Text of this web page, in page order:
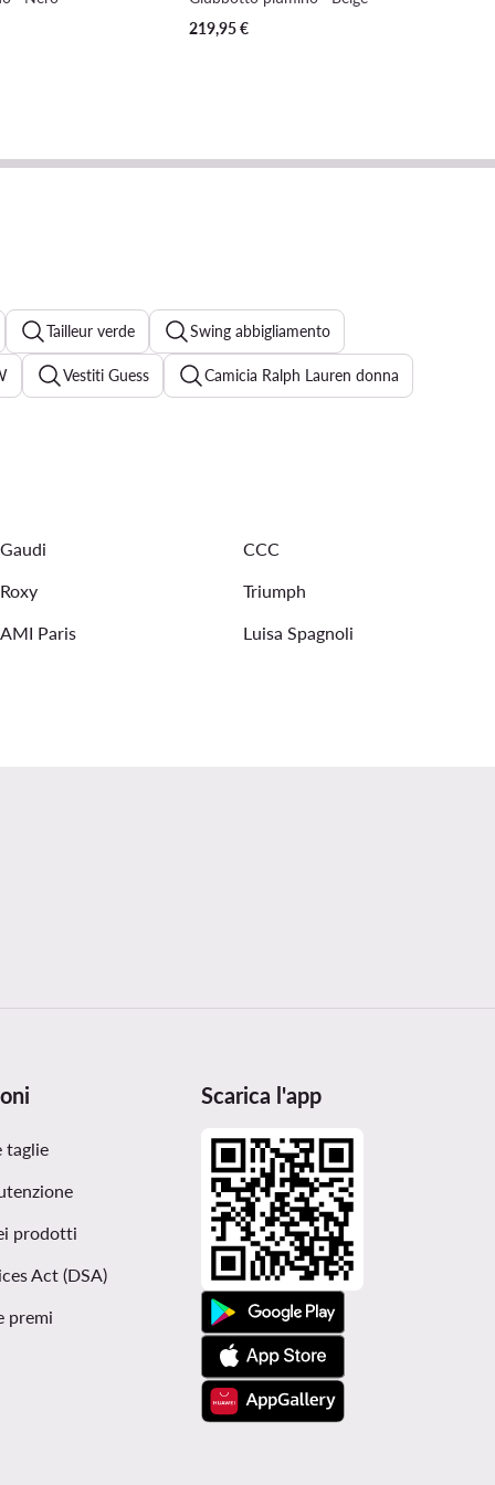
219,95€
Tailleur verde Swing abbigliamento
Vestiti Guess Camicia Ralph Lauren donna
Gaudi
CCC
Roxy
Triumph
AMI Paris
Luisa Spagnoli
taglie
prodotti
Act (DSA)
premi
Scarica l'app